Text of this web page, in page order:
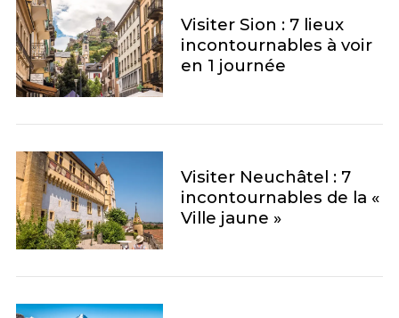
Visiter Sion : 7 lieux
incontournables à voir
en 1 journée
Visiter Neuchâtel : 7
incontournables de la «
Ville jaune »
S
e
a
r
c
o
r
: